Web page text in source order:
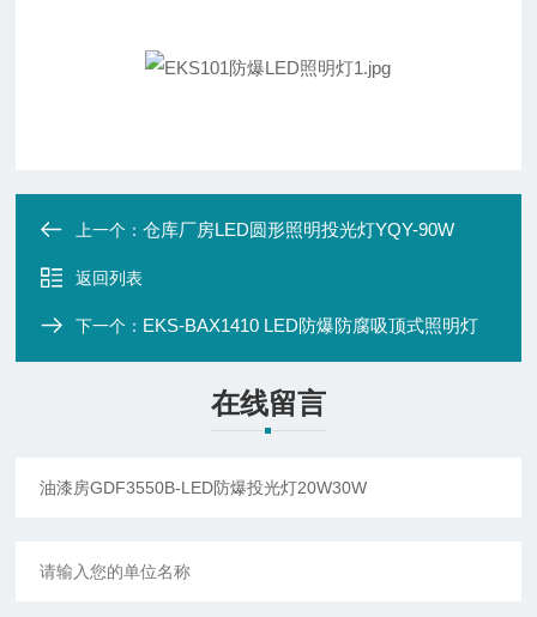
上一个：仓库厂房LED圆形照明投光灯YQY-90W
返回列表
下一个： EKS-BAX1410 LED防爆防腐吸顶式照明灯
在线留言